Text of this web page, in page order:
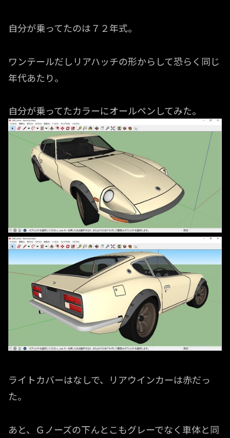
自分が乗ってたのは７２年式。
ワンテールだしリアハッチの形からして恐らく同じ
年代あたり。
自分が乗ってたカラーにオールペンしてみた。
ライトカバーはなしで、リアウインカーは赤だっ
た。
あと、Ｇノーズの下んとこもグレーでなく車体と同